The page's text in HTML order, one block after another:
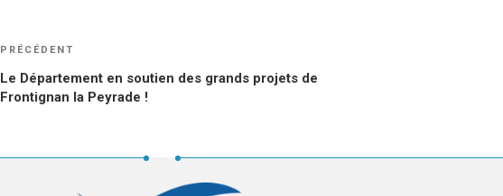
NAVIGATION
DE
L’ARTICLE
Article
PRÉCÉDENT
Le Département en soutien des grands projets de
Frontignan la Peyrade !